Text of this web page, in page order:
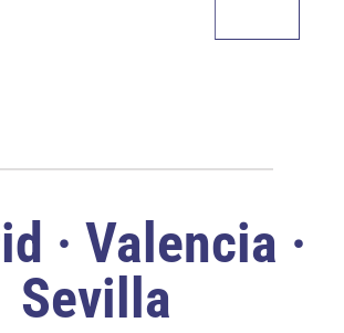
· Valencia ·
Sevilla